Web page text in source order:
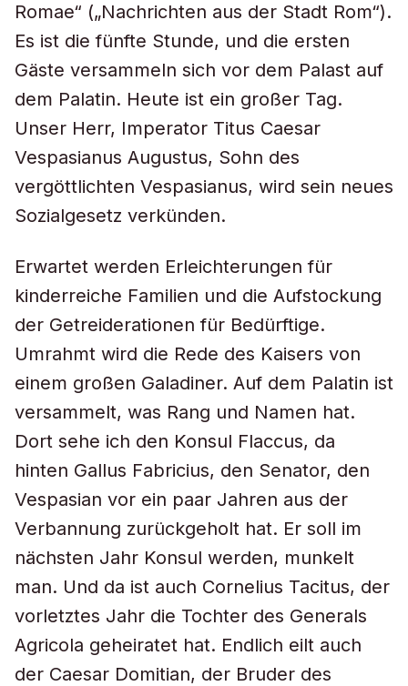
Romae“ („Nachrichten aus der Stadt Rom“).
Es ist die fünfte Stunde, und die ersten
Gäste versammeln sich vor dem Palast auf
dem Palatin. Heute ist ein großer Tag.
Unser Herr, Imperator Titus Caesar
Vespasianus Augustus, Sohn des
vergöttlichten Vespasianus, wird sein neues
Sozialgesetz verkünden.
Erwartet werden Erleichterungen für
kinderreiche Familien und die Aufstockung
der Getreiderationen für Bedürftige.
Umrahmt wird die Rede des Kaisers von
einem großen Galadiner. Auf dem Palatin ist
versammelt, was Rang und Namen hat.
Dort sehe ich den Konsul Flaccus, da
hinten Gallus Fabricius, den Senator, den
Vespasian vor ein paar Jahren aus der
Verbannung zurückgeholt hat. Er soll im
nächsten Jahr Konsul werden, munkelt
man. Und da ist auch Cornelius Tacitus, der
vorletztes Jahr die Tochter des Generals
Agricola geheiratet hat. Endlich eilt auch
der Caesar Domitian, der Bruder des